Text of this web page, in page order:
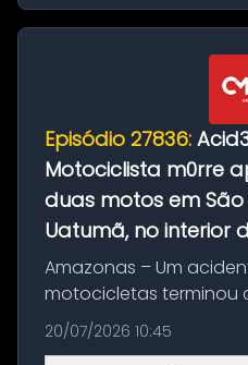
Episódio 27836:
Motociclista m0rre
duas motos em
Uatumã, no interior
Amazonas – Um
motocicletas terminou
Figueiredo de Souza,
de São Sebastião do
20/07/2026 10:45